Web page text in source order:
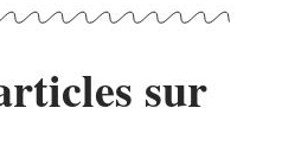
sur